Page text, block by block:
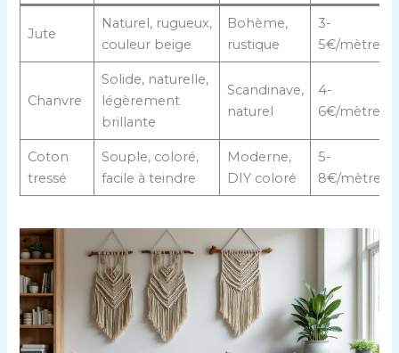
Jute
Naturel, rugueux,
couleur beige
Bohème,
rustique
3-
5€/mètre
Chanvre
Solide, naturelle,
légèrement
brillante
Scandinave,
naturel
4-
6€/mètre
Coton
tressé
Souple, coloré,
facile à teindre
Moderne,
DIY coloré
5-
8€/mètre